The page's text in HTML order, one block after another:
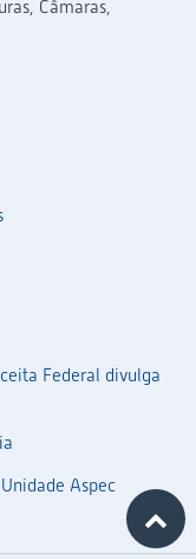
Câmaras,
Federal divulga
Aspec